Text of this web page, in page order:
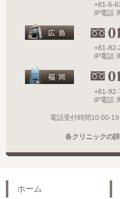
+81-6-
IP電話
+81-
IP電話
+81-
IP電話
電話受付時間10:00-
各クリニックの
ホーム